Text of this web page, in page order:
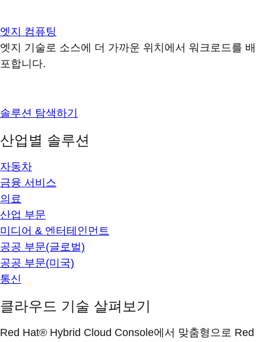
엣지 컴퓨팅
엣지 기술로 소스에 더 가까운 위치에서 워크로드를 배
포합니다.
솔루션 탐색하기
산업별 솔루션
자동차
금융 서비스
의료
산업 부문
미디어 & 엔터테인먼트
공공 부문(글로벌)
공공 부문(미국)
통신
클라우드 기술 살펴보기
Red Hat® Hybrid Cloud Console에서 맞춤형으로 Red